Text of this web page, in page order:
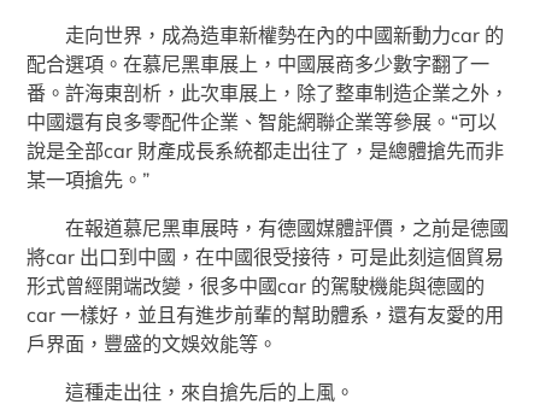
走向世界，成為造車新權勢在內的中國新動力car 的
配合選項。在慕尼黑車展上，中國展商多少數字翻了一
番。許海東剖析，此次車展上，除了整車制造企業之外，
中國還有良多零配件企業、智能網聯企業等參展。“可以
說是全部car 財產成長系統都走出往了，是總體搶先而非
某一項搶先。”
在報道慕尼黑車展時，有德國媒體評價，之前是德國
將car 出口到中國，在中國很受接待，可是此刻這個貿易
形式曾經開端改變，很多中國car 的駕駛機能與德國的
car 一樣好，並且有進步前輩的幫助體系，還有友愛的用
戶界面，豐盛的文娛效能等。
這種走出往，來自搶先后的上風。